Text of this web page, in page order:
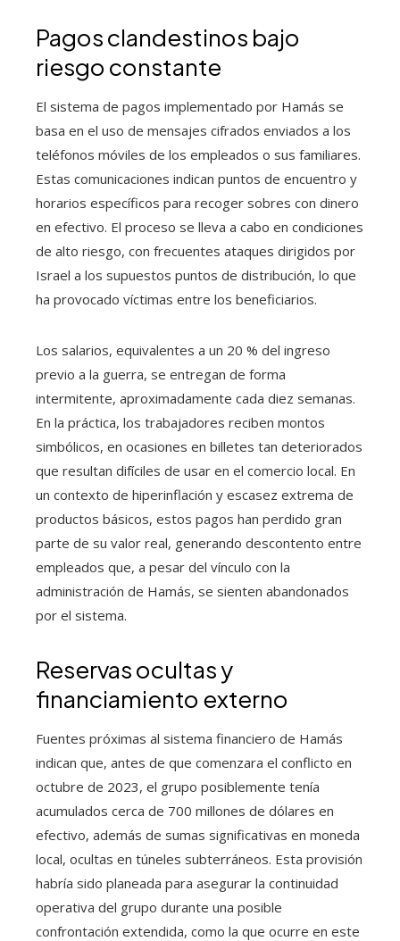
Pagos clandestinos bajo
riesgo constante
El sistema de pagos implementado por Hamás se
basa en el uso de mensajes cifrados enviados a los
teléfonos móviles de los empleados o sus familiares.
Estas comunicaciones indican puntos de encuentro y
horarios específicos para recoger sobres con dinero
en efectivo. El proceso se lleva a cabo en condiciones
de alto riesgo, con frecuentes ataques dirigidos por
Israel a los supuestos puntos de distribución, lo que
ha provocado víctimas entre los beneficiarios.
Los salarios, equivalentes a un 20 % del ingreso
previo a la guerra, se entregan de forma
intermitente, aproximadamente cada diez semanas.
En la práctica, los trabajadores reciben montos
simbólicos, en ocasiones en billetes tan deteriorados
que resultan difíciles de usar en el comercio local. En
un contexto de hiperinflación y escasez extrema de
productos básicos, estos pagos han perdido gran
parte de su valor real, generando descontento entre
empleados que, a pesar del vínculo con la
administración de Hamás, se sienten abandonados
por el sistema.
Reservas ocultas y
financiamiento externo
Fuentes próximas al sistema financiero de Hamás
indican que, antes de que comenzara el conflicto en
octubre de 2023, el grupo posiblemente tenía
acumulados cerca de 700 millones de dólares en
efectivo, además de sumas significativas en moneda
local, ocultas en túneles subterráneos. Esta provisión
habría sido planeada para asegurar la continuidad
operativa del grupo durante una posible
confrontación extendida, como la que ocurre en este